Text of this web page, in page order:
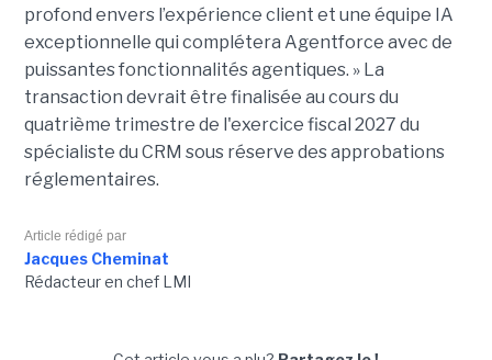
profond envers l’expérience client et une équipe IA
exceptionnelle qui complétera Agentforce avec de
puissantes fonctionnalités agentiques. » La
transaction devrait être finalisée au cours du
quatrième trimestre de l'exercice fiscal 2027 du
spécialiste du CRM sous réserve des approbations
réglementaires.
Article rédigé par
Jacques Cheminat
Rédacteur en chef LMI